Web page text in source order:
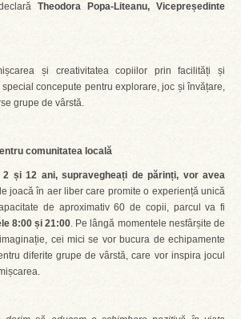
Theodora Popa-Liteanu, Vicepreședinte
și creativitatea copiilor prin facilități și
concepute pentru explorare, joc și învățare,
grupe de vârstă.
comunitatea locală
și 12 ani, supravegheați de părinți, vor avea
joacă în aer liber care promite o experiență unică
de aproximativ 60 de copii, parcul va fi
8:00 și 21:00. Pe lângă momentele nesfârșite de
cei mici se vor bucura de echipamente
diferite grupe de vârstă, care vor inspira jocul